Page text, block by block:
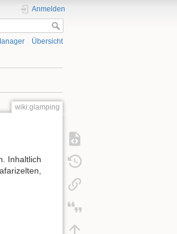
Anmelden
Übersicht
wiki:glamping
Inhaltlich